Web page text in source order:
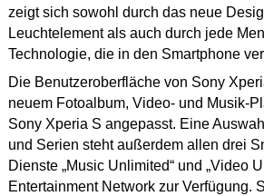
zeigt sich sowohl durch das neue
Leuchtelement als auch durch jede
Technologie, die in den Smartphone
Die Benutzeroberfläche von Sony
neuem Fotoalbum, Video- und Musik-
Sony Xperia S angepasst. Eine
und Serien steht außerdem allen drei
Dienste „Music Unlimited“ und „Video
Entertainment Network zur Verfügung.